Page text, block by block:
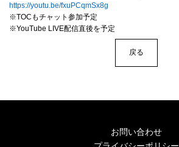
https://youtu.be/fxuPCqmSx8g
※TOCもチャット参加予定
※YouTube LIVE配信直後を予定
戻る
お問い合わせ